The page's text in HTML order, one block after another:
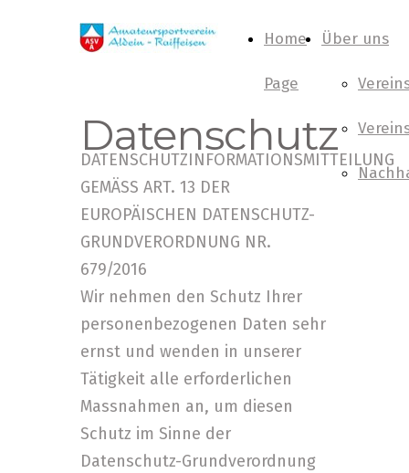
Home
Page
Über uns
Datenschutz
DATENSCHUTZINFORMATIONSMITTEILUNG
GEMÄSS ART. 13 DER
EUROPÄISCHEN DATENSCHUTZ-
GRUNDVERORDNUNG NR.
679/2016
Wir nehmen den Schutz Ihrer
personenbezogenen Daten sehr
ernst und wenden in unserer
Tätigkeit alle erforderlichen
Massnahmen an, um diesen
Schutz im Sinne der
Datenschutz-Grundverordnung